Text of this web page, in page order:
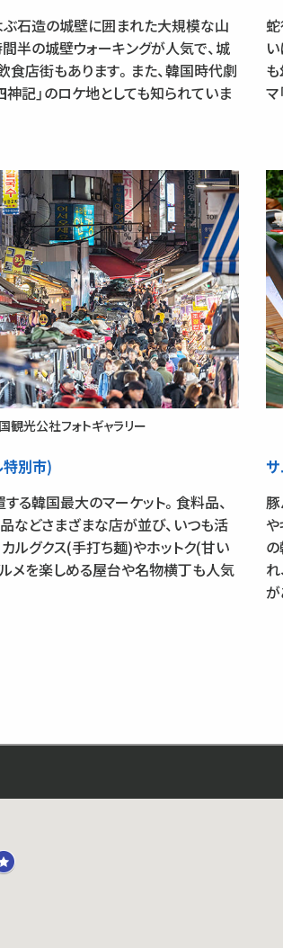
石造の城壁に囲まれた大規模な山
半の城壁ウォーキングが人気で、城
店街もあります。また、韓国時代劇
神記」のロケ地としても知られていま
マ
観光公社フォトギャラリー
特別市)
る韓国最大のマーケット。食料品、
などさまざまな店が並び、いつも活
ルグクス(手打ち麺)やホットク(甘い
メを楽しめる屋台や名物横丁も人気
が